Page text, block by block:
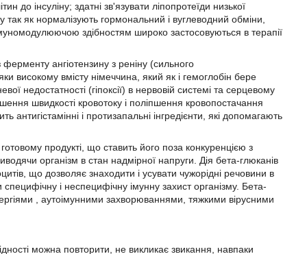
до інсуліну; здатні зв'язувати ліпопротеїди низької
як нормалізують гормональний і вуглеводний обміни,
здібностям широко застосовуються в терапії
ферменту ангіотензину з реніну (сильного
високому вмісту німеччина, який як і гемоглобін бере
недостатності (гіпоксії) в нервовій системі та серцевому
швидкості кровотоку і поліпшення кровопостачання
антигістамінні і протизапальні інгредієнти, які допомагають
продукті, що ставить його поза конкуренцією з
організм в стан надмірної напруги. Дія бета-глюканів
що дозволяє знаходити і усувати чужорідні речовини в
специфічну і неспецифічну імунну захист організму. Бета-
, аутоімунними захворюваннями, тяжкими вірусними
можна повторити, не викликає звикання, навпаки